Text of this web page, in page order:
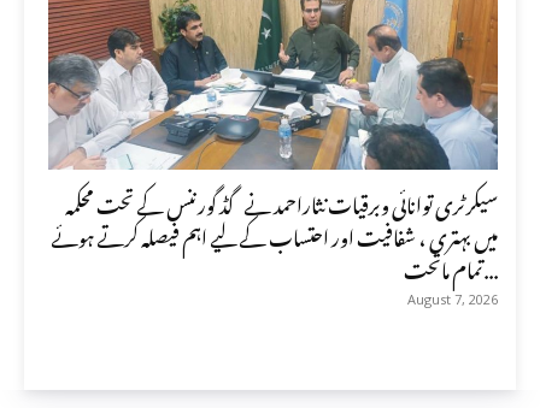
سیکرٹری توانائی وبرقیات نثاراحمد نے گڈ گورننس کے تحت محکمہ
میں بہتری ، شفافیت اور احتساب کے لیے اہم فیصلہ کرتے ہوئے
تمام ماتحت...
August 7, 2026